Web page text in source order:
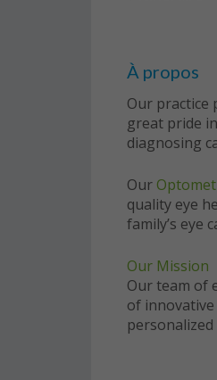
À propos
Our practice
great pride
diagnosing
Our
quality eye
family’s eye
Our Mission
Our team of
of